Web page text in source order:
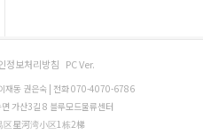
정보처리방침 PC Ver.
재동 권은숙 | 전화 070-4070-6786
가산3길 8 블루모드물류센터
区星河湾小区1栋2梯